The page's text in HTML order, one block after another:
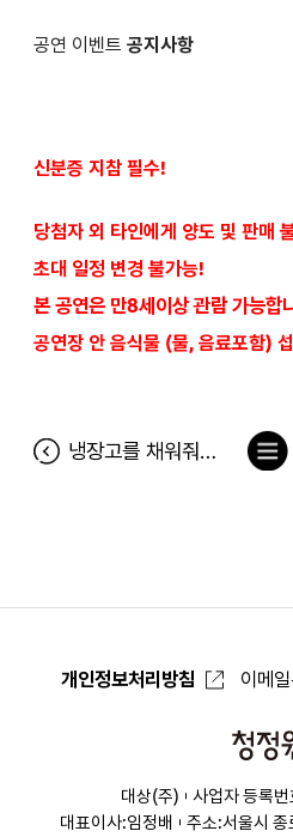
공연 이벤트 공지사항
신분증 지참 필수!
당첨자 외 타인에게 양도 및 판매
초대 일정 변경 불가능!
본 공연은 만8세이상 관람 가능합
공연장 안 음식물 (물, 음료포함)
냉장고를 채워줘 83차 (8월 13일~8월 19일) 당첨자
목
개인정보처리방침 이메
청
원
대상(주)
사업자 등록
대표이사:임정배
주소:서울시